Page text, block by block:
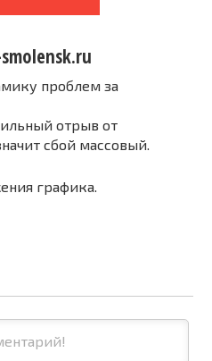
проблем за
отрыв от
сбой массовый.
графика.